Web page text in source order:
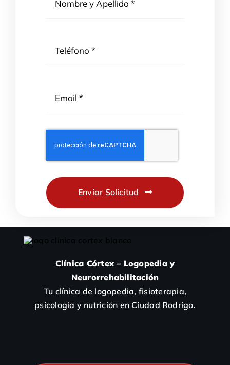
Enviar Solicitud
Clínica Córtex – Logopedia y
Neurorrehabilitación
Tu clínica de logopedia, fisioterapia,
psicología y nutrición en Ciudad Rodrigo.